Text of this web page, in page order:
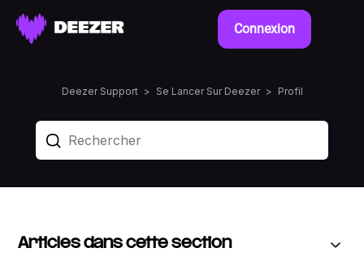
Connexion
Deezer Support Se Lancer Sur Deezer Profil
Articles dans cette section